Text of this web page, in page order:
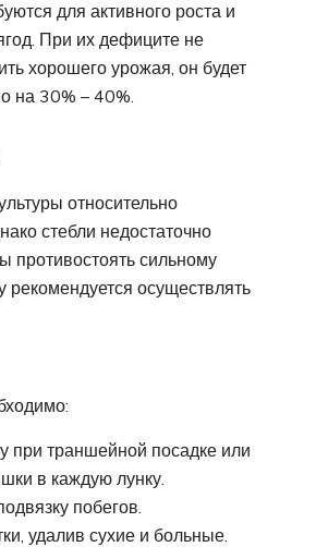
для активного роста и
При их дефиците не
хорошего урожая, он будет
на 30% – 40%.
относительно
стебли недостаточно
противостоять сильному
рекомендуется осуществлять
при траншейной посадке или
в каждую лунку.
побегов.
удалив сухие и больные.